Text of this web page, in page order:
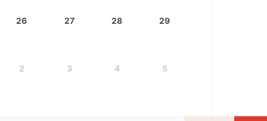
26 27 28 29
2 3 4 5